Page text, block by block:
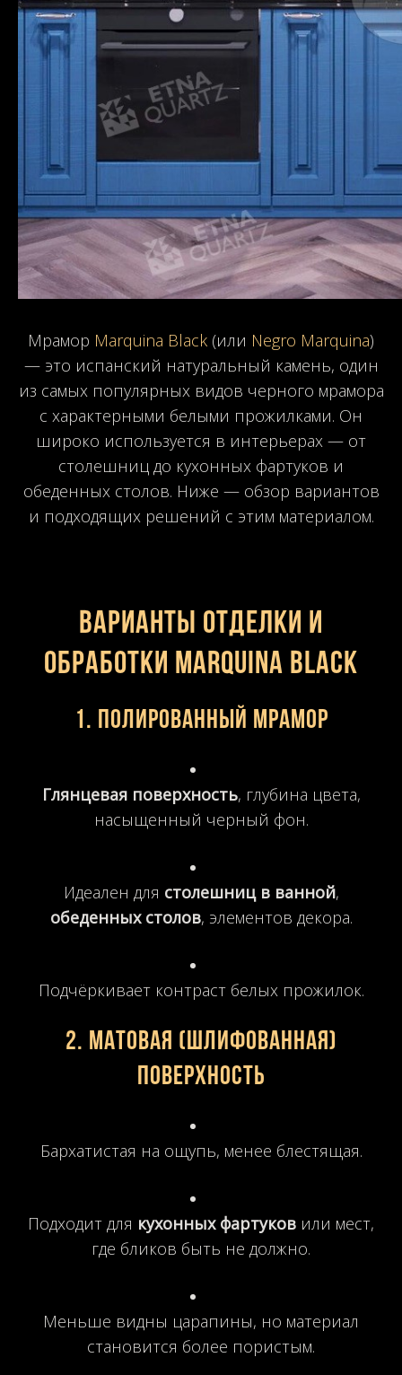
Мрамор Marquina Black (или Negro Marquina)
— это испанский натуральный камень, один
из самых популярных видов черного мрамора
с характерными белыми прожилками. Он
широко используется в интерьерах — от
столешниц до кухонных фартуков и
обеденных столов. Ниже — обзор вариантов
и подходящих решений с этим материалом.
ВАРИАНТЫ ОТДЕЛКИ И
ОБРАБОТКИ Marquina Black
1. Полированный мрамор
Глянцевая поверхность, глубина цвета,
насыщенный черный фон.
Идеален для столешниц в ванной,
обеденных столов, элементов декора.
Подчёркивает контраст белых прожилок.
2. Матовая (шлифованная)
поверхность
Бархатистая на ощупь, менее блестящая.
Подходит для кухонных фартуков или мест,
где бликов быть не должно.
Меньше видны царапины, но материал
становится более пористым.